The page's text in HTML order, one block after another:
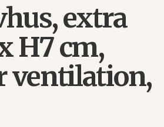
extra
H7 cm,
ventilation,